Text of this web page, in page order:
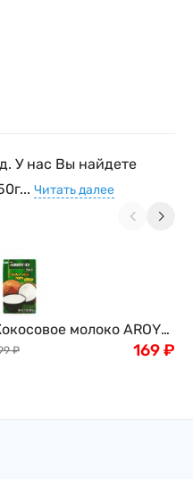
У нас Вы найдете
Читать далее
молоко AROY-
, 250мл
₽ 169₽